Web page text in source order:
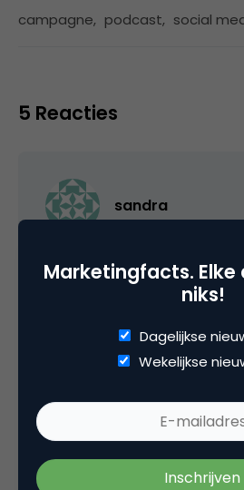
campagne, podcast, social
5 Reacties
sandra
De judoka waarover
Edith Bosch!
Hoe kan je dat vergeten ?!
daar was het flesjesincident
naast die vent die het flesje
hoekte hem neer.
Marketingfacts. Elke
niks!
Dagelijkse
Wekelijkse